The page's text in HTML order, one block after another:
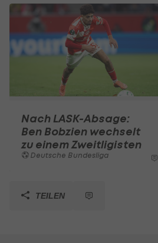
Nach LASK-Absage:
Ben Bobzien wechselt
zu einem Zweitligisten
Deutsche Bundesliga
TEILEN